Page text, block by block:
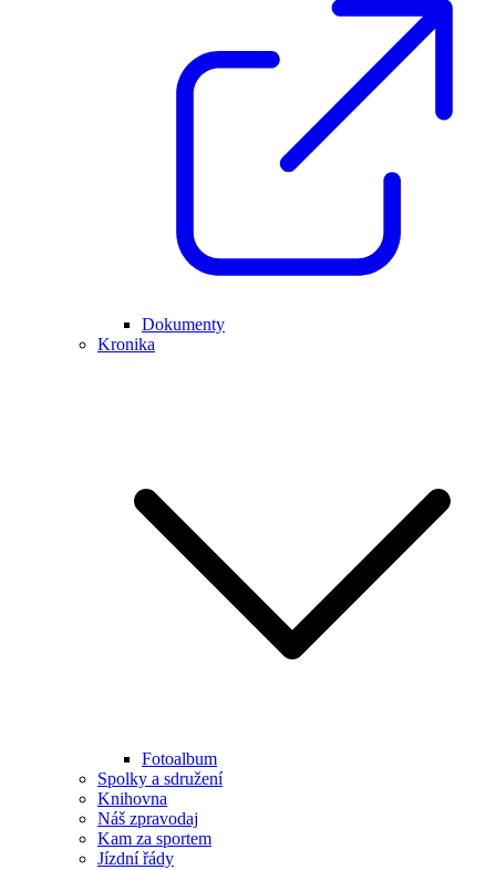
Dokumenty
Kronika
Fotoalbum
Spolky a sdružení
Knihovna
Náš zpravodaj
Kam za sportem
Jízdní řády